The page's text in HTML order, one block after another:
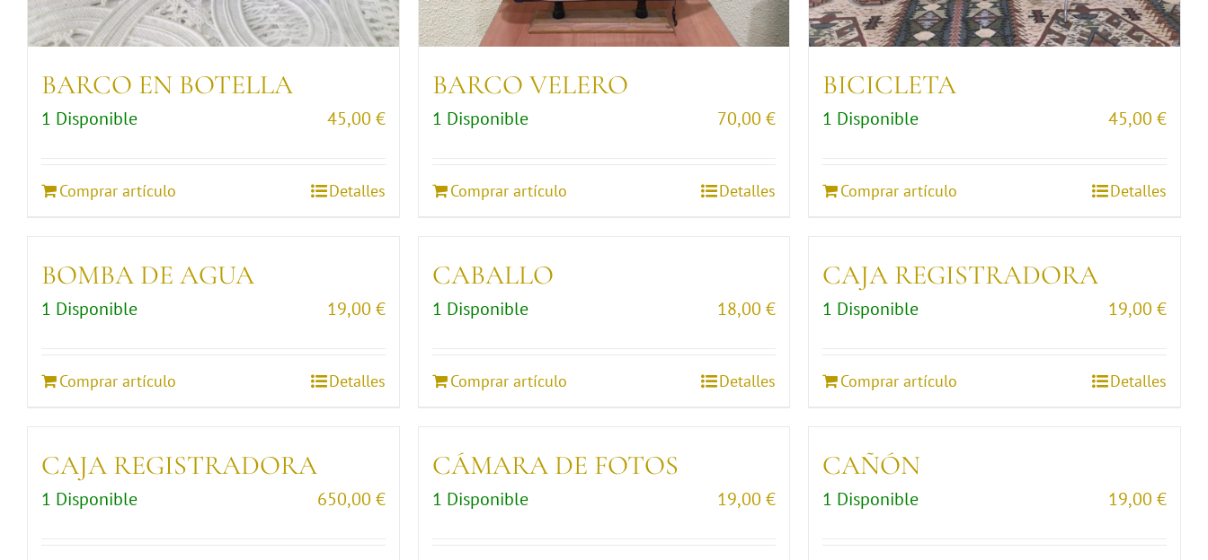
BARCO EN BOTELLA
1 Disponible 45,00 €
Comprar artículo Detalles
BARCO VELERO
1 Disponible 70,00€
Comprar artículo Detalles
BICICLETA
1 Disponible 45,00 €
Comprar artículo Detalles
BOMBA DE AGUA
1 Disponible 19,00 €
Comprar artículo Detalles
CABALLO
1 Disponible 18,00€
Comprar artículo Detalles
CAJA REGISTRADORA
1 Disponible 19,00 €
Comprar artículo Detalles
CAJA REGISTRADORA
1 Disponible 650,00 €
CÁMARA DE FOTOS
1 Disponible 19,00€
CAÑÓN
1 Disponible 19,00 €